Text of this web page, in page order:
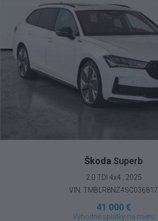
Škoda Superb
2.0 TDI 4x4 , 2025
VIN: TMBLR8NZ4SC036817
41 000 €
Výhodné splátky na mieru